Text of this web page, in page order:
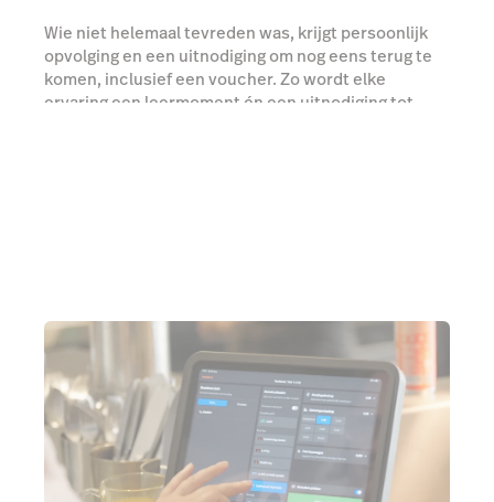
Wie niet helemaal tevreden was, krijgt persoonlijk
opvolging en een uitnodiging om nog eens terug te
komen, inclusief een voucher. Zo wordt elke
ervaring een leermoment én een uitnodiging tot